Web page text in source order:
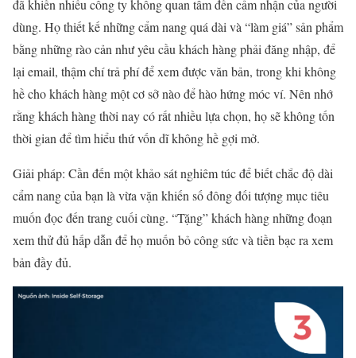
đã khiến nhiều công ty không quan tâm đến cảm nhận của người
dùng. Họ thiết kế những cẩm nang quá dài và “làm giá” sản phẩm
bằng những rào cản như yêu cầu khách hàng phải đăng nhập, để
lại email, thậm chí trả phí để xem được văn bản, trong khi không
hề cho khách hàng một cơ sở nào để hào hứng móc ví. Nên nhớ
rằng khách hàng thời nay có rất nhiều lựa chọn, họ sẽ không tốn
thời gian để tìm hiểu thứ vốn dĩ không hề gợi mở.
Giải pháp: Cần đến một khảo sát nghiêm túc để biết chắc độ dài
cẩm nang của bạn là vừa vặn khiến số đông đối tượng mục tiêu
muốn đọc đến trang cuối cùng. “Tặng” khách hàng những đoạn
xem thử đủ hấp dẫn để họ muốn bỏ công sức và tiền bạc ra xem
bản đầy đủ.